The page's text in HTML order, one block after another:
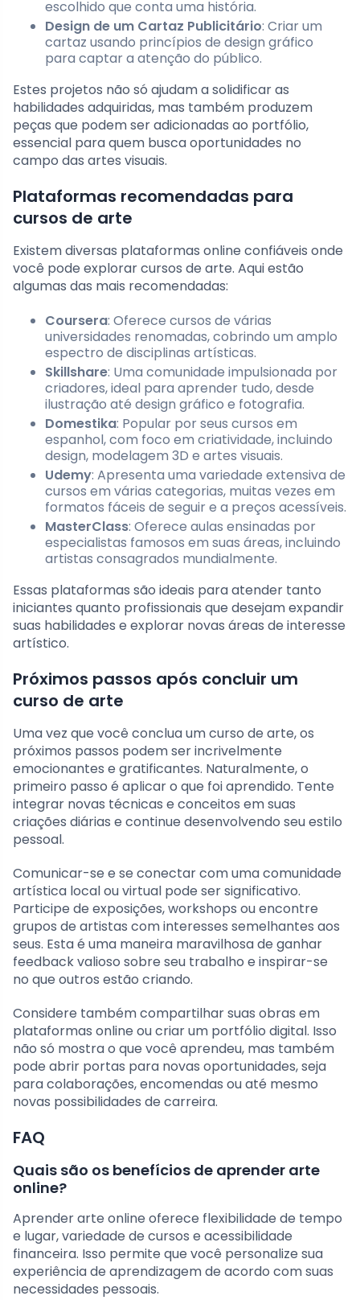
escolhido que conta uma história.
Design de um Cartaz Publicitário: Criar um
cartaz usando princípios de design gráfico
para captar a atenção do público.
Estes projetos não só ajudam a solidificar as
habilidades adquiridas, mas também produzem
peças que podem ser adicionadas ao portfólio,
essencial para quem busca oportunidades no
campo das artes visuais.
Plataformas recomendadas para
cursos de arte
Existem diversas plataformas online confiáveis onde
você pode explorar cursos de arte. Aqui estão
algumas das mais recomendadas:
Coursera: Oferece cursos de várias
universidades renomadas, cobrindo um amplo
espectro de disciplinas artísticas.
Skillshare: Uma comunidade impulsionada por
criadores, ideal para aprender tudo, desde
ilustração até design gráfico e fotografia.
Domestika: Popular por seus cursos em
espanhol, com foco em criatividade, incluindo
design, modelagem 3D e artes visuais.
Udemy: Apresenta uma variedade extensiva de
cursos em várias categorias, muitas vezes em
formatos fáceis de seguir e a preços acessíveis.
MasterClass: Oferece aulas ensinadas por
especialistas famosos em suas áreas, incluindo
artistas consagrados mundialmente.
Essas plataformas são ideais para atender tanto
iniciantes quanto profissionais que desejam expandir
suas habilidades e explorar novas áreas de interesse
artístico.
Próximos passos após concluir um
curso de arte
Uma vez que você conclua um curso de arte, os
próximos passos podem ser incrivelmente
emocionantes e gratificantes. Naturalmente, o
primeiro passo é aplicar o que foi aprendido. Tente
integrar novas técnicas e conceitos em suas
criações diárias e continue desenvolvendo seu estilo
pessoal.
Comunicar-se e se conectar com uma comunidade
artística local ou virtual pode ser significativo.
Participe de exposições, workshops ou encontre
grupos de artistas com interesses semelhantes aos
seus. Esta é uma maneira maravilhosa de ganhar
feedback valioso sobre seu trabalho e inspirar-se
no que outros estão criando.
Considere também compartilhar suas obras em
plataformas online ou criar um portfólio digital. Isso
não só mostra o que você aprendeu, mas também
pode abrir portas para novas oportunidades, seja
para colaborações, encomendas ou até mesmo
novas possibilidades de carreira.
FAQ
Quais são os benefícios de aprender arte
online?
Aprender arte online oferece flexibilidade de tempo
e lugar, variedade de cursos e acessibilidade
financeira. Isso permite que você personalize sua
experiência de aprendizagem de acordo com suas
necessidades pessoais.